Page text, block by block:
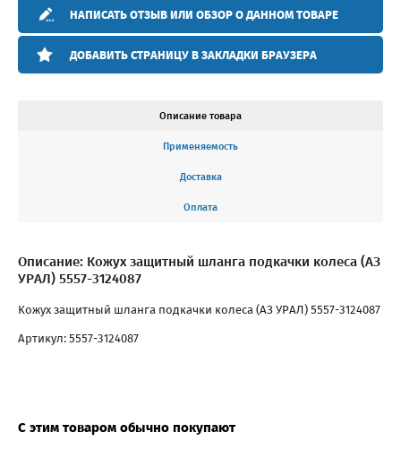
НАПИСАТЬ ОТЗЫВ ИЛИ ОБЗОР О ДАННОМ ТОВАРЕ
ДОБАВИТЬ СТРАНИЦУ В ЗАКЛАДКИ БРАУЗЕРА
Описание товара
Применяемость
Доставка
Оплата
Описание: Кожух защитный шланга подкачки колеса (АЗ
УРАЛ) 5557-3124087
Кожух защитный шланга подкачки колеса (АЗ УРАЛ) 5557-3124087
Артикул: 5557-3124087
С этим товаром обычно покупают